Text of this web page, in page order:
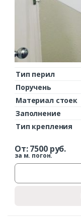
Тип перил
Поручень
Материал стоек
Заполнение
Тип крепления
От:7500руб.
за м. погон.